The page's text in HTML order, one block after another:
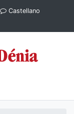
Castellano